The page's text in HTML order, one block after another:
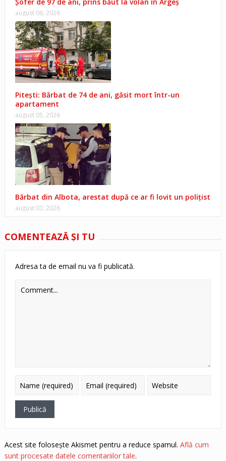
Șofer de 97 de ani, prins băut la volan în Argeș
august 06, 2026
Pitești: Bărbat de 74 de ani, găsit mort într-un
apartament
august 05, 2026
Bărbat din Albota, arestat după ce ar fi lovit un polițist
august 03, 2026
COMENTEAZĂ ŞI TU
Adresa ta de email nu va fi publicată.
Acest site folosește Akismet pentru a reduce spamul. Află cum
sunt procesate datele comentariilor tale.